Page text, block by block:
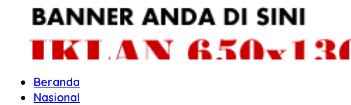
Beranda
Nasional